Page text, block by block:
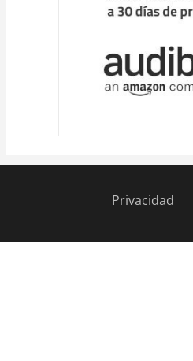
Privacidad